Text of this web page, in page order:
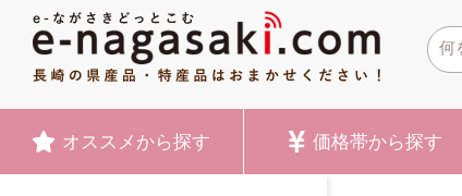
オススメ から探す 価格帯から探す